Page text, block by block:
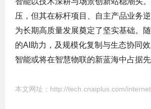
压，但其在标杆项目、自主产品业务
为长期高质量发展奠定了坚实基础。
的AI助力，及规模化复制与生态协同
智能或将在智慧物联的新蓝海中占据先
本文网址： http://tech.cnaiplus.com/